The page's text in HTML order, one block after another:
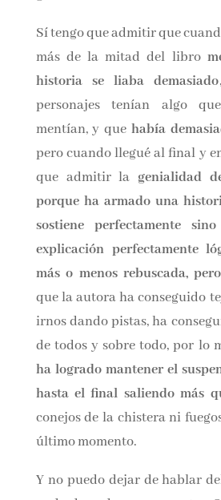
entrado unas ganas tremendas
Barcelona por fin.
Sí tengo que admitir que
poco más de la mitad del libro
la historia se liaba demasiado
personajes tenían algo
mentían, y quehabía
pero cuando llegué al final
tengo que admitir la
Franco porque ha armado
solo se sostiene
una explicación
plausible, más o menos
coherente.Creo que la autora
tejer una historia e irnos
conseguido que dudemos
todo, por lo menos en mi
final saliendo más que